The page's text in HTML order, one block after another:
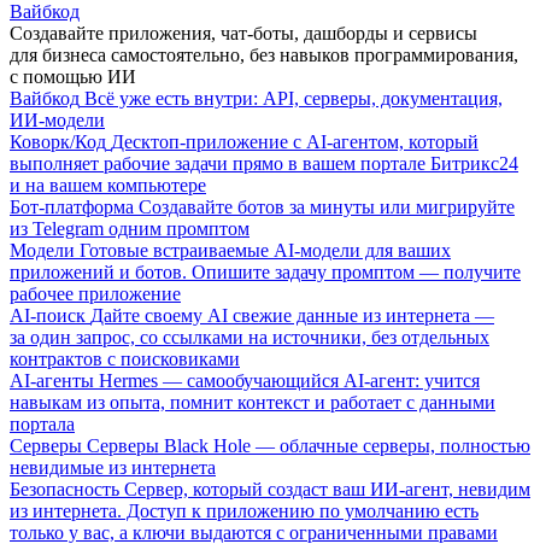
Вайбкод
Создавайте приложения, чат-боты, дашборды и сервисы
для бизнеса самостоятельно, без навыков программирования,
с помощью ИИ
Вайбкод Всё уже есть внутри: API, серверы, документация,
ИИ-модели
Коворк/Код Десктоп-приложение с AI-агентом, который
выполняет рабочие задачи прямо в вашем портале Битрикс24
и на вашем компьютере
Бот-платформа Создавайте ботов за минуты или мигрируйте
из Telegram одним промптом
Модели Готовые встраиваемые AI-модели для ваших
приложений и ботов. Опишите задачу промптом — получите
рабочее приложение
AI-поиск Дайте своему AI свежие данные из интернета —
за один запрос, со ссылками на источники, без отдельных
контрактов с поисковиками
AI-агенты Hermes — самообучающийся AI-агент: учится
навыкам из опыта, помнит контекст и работает с данными
портала
Серверы Серверы Black Hole — облачные серверы, полностью
невидимые из интернета
Безопасность Сервер, который создаст ваш ИИ-агент, невидим
из интернета. Доступ к приложению по умолчанию есть
только у вас, а ключи выдаются с ограниченными правами